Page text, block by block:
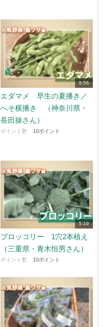
9:56
エダマメ 早生の夏播き／
へそ横播き （神奈川県・
長田操さん）
ポイント数 10ポイント
5:19
ブロッコリー 1穴2本植え
（三重県・青木恒男さん）
ポイント数 10ポイント